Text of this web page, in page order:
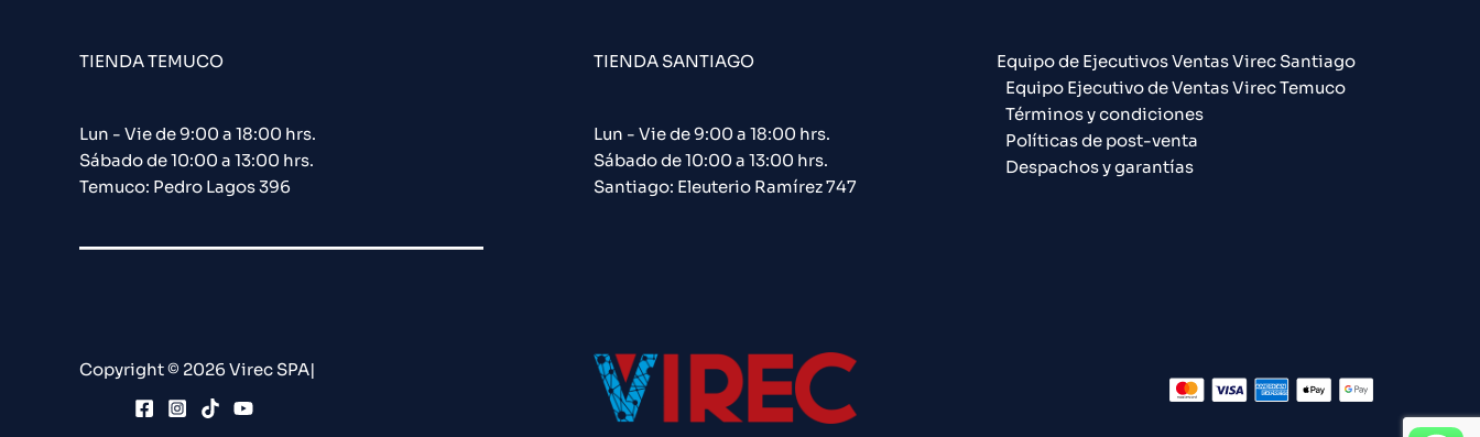
TIENDA TEMUCO
Lun - Vie de 9:00 a 18:00 hrs.
Sábado de 10:00 a 13:00 hrs.
Temuco: Pedro Lagos 396
TIENDA SANTIAGO
Lun - Vie de 9:00 a 18:00 hrs.
Sábado de 10:00 a 13:00 hrs.
Santiago: Eleuterio Ramírez 747​
Equipo de Ejecutivos Ventas Virec Santiago
Equipo Ejecutivo de Ventas Virec Temuco
Términos y condiciones
Políticas de post-venta
Despachos y garantías
Copyright © 2026 Virec SPA|